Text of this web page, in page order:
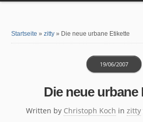
Startseite »zitty » Die neue urbane Etikette
Die neue urbane
Written by Christoph Koch
19/06/2007
in zitty